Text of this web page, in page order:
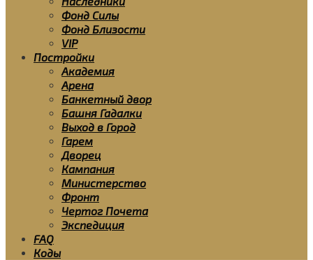
Фонд Силы
Фонд Близости
VIP
Постройки
Академия
Арена
Банкетный двор
Башня Гадалки
Выход в Город
Гарем
Дворец
Кампания
Министерство
Фронт
Чертог Почета
Экспедиция
FAQ
Коды